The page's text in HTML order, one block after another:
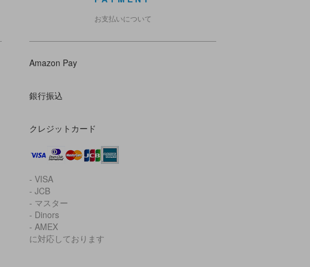
お支払いについて
Amazon Pay
銀行振込
クレジットカード
- VISA
- JCB
- マスター
- Dinors
- AMEX
に対応しております